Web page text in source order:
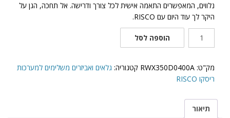
נלווים, המאפשרים התאמה אישית לכל צורך ודרישה. אל תחכה, הגן על
היקר לך עוד היום עם RISCO.
חיצוני
ביונד
2
טכנ',
הוספה לסל
מק"ט: RWX350D0400A קטגוריה: גלאים ואביזרים משלימים למערכות
ריסקו RISCO
תיאור